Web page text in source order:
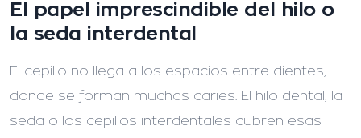
El papel imprescindible del hilo o
la seda interdental
El cepillo no llega a los espacios entre dientes,
donde se forman muchas caries. El hilo dental, la
seda o los cepillos interdentales cubren esas